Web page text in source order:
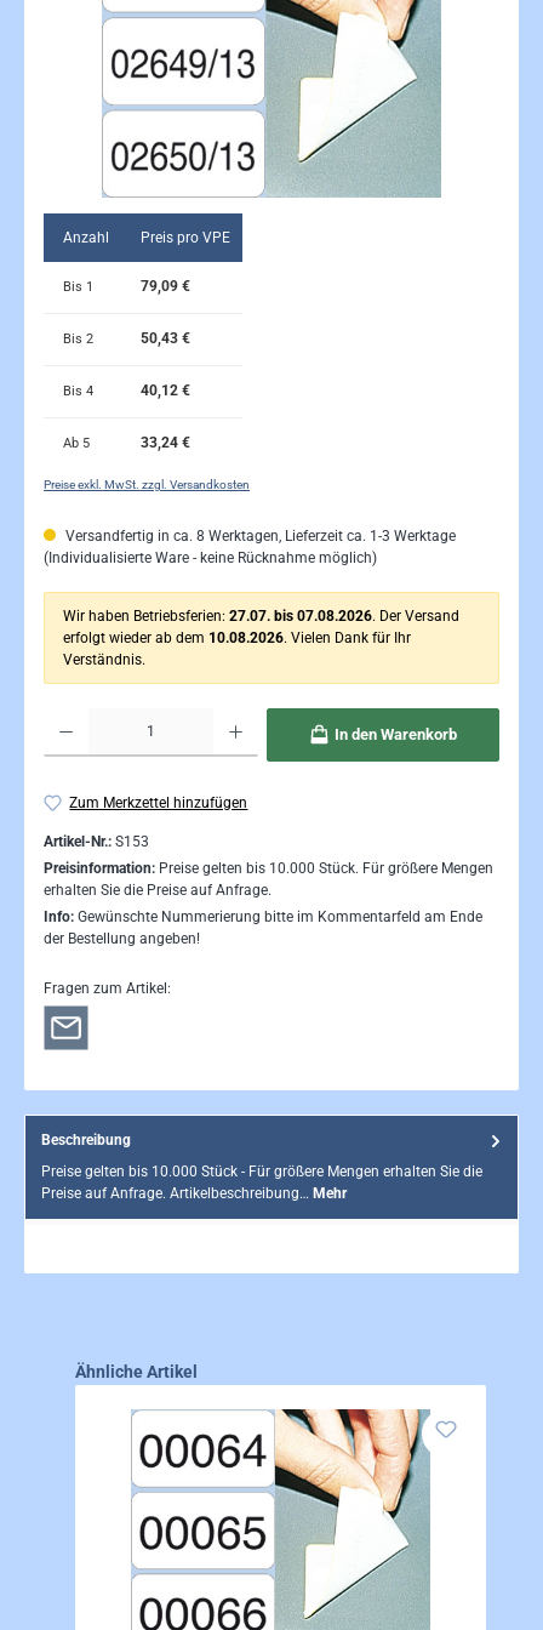
Anzahl Preis pro VPE
Bis 1 79,09 €
Bis 2 50,43 €
Bis 4 40,12 €
Ab 5 33,24 €
Preise exkl. MwSt. zzgl. Versandkosten
Versandfertig in ca. 8 Werktagen, Lieferzeit ca. 1-3 Werktage
(Individualisierte Ware - keine Rücknahme möglich)
Wir haben Betriebsferien: 27.07. bis 07.08.2026. Der Versand
erfolgt wieder ab dem 10.08.2026. Vielen Dank für Ihr
Verständnis.
In den Warenkorb
Zum Merkzettel hinzufügen
Artikel-Nr.: S153
Preisinformation: Preise gelten bis 10.000 Stück. Für größere Mengen
erhalten Sie die Preise auf Anfrage.
Info: Gewünschte Nummerierung bitte im Kommentarfeld am Ende
der Bestellung angeben!
Fragen zum Artikel:
Beschreibung
Preise gelten bis 10.000 Stück - Für größere Mengen erhalten Sie die
Preise auf Anfrage. Artikelbeschreibung… Mehr
Produktgalerie überspringen
Ähnliche Artikel